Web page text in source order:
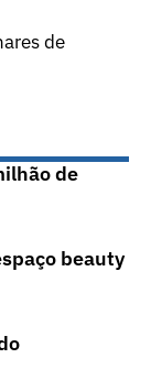
de
de
beauty